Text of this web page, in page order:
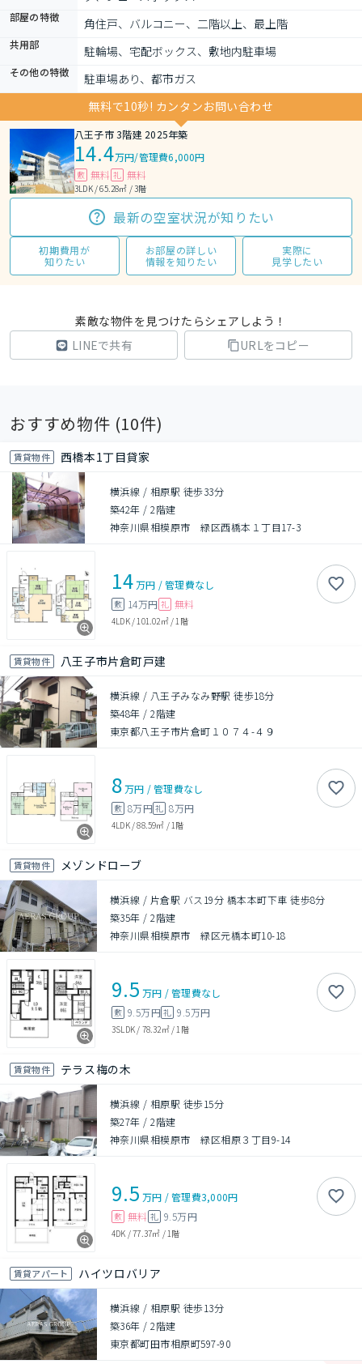
部屋の特徴 角住戸、バルコニー、二階以上、最上階
共用部 駐輪場、宅配ボックス、敷地内駐車場
その他の特徴
駐車場あり、都市ガス
無料で10秒! カンタンお問い合わせ
八王子市 3階建 2025年築
14.4万円/管理費6,000円
敷 無料 礼 無料
3LDK / 65.28㎡ / 3階
最新の空室状況が知りたい
初期費用が
知りたい
お部屋の詳しい
情報を知りたい
実際に
見学したい
素敵な物件を見つけたらシェアしよう！
LINEで共有
URLをコピー
おすすめ物件 (10件)
賃貸物件 西橋本1丁目貸家
横浜線 / 相原駅 徒歩33分
築42年 /2階建
神奈川県相模原市 緑区西橋本１丁目17-3
14万円 /管理費なし
敷 14万円 礼 無料
4LDK/ 101.02㎡/ 1階
賃貸物件 八王子市片倉町戸建
横浜線 / 八王子みなみ野駅 徒歩18分
築48年 /2階建
東京都八王子市片倉町１０７４-４９
8万円 /管理費なし
敷 8万円礼 8万円
4LDK/88.59㎡ / 1階
賃貸物件 メゾンドローブ
横浜線 / 片倉駅 バス19分 橋本本町下車 徒歩8分
築35年 /2階建
神奈川県相模原市 緑区元橋本町10-18
9.5 万円 /管理費なし
敷 9.5万円礼 9.5万円
3SLDK / 78.32㎡/ 1階
賃貸物件 テラス梅の木
横浜線 / 相原駅 徒歩15分
築27年 /2階建
神奈川県相模原市 緑区相原３丁目9-14
9.5 万円 /管理費3,000円
敷 無料 礼 9.5万円
4DK /77.37㎡ / 1階
賃貸アパート ハイツロバリア
横浜線 / 相原駅 徒歩13分
築36年 /2階建
東京都町田市相原町597-90